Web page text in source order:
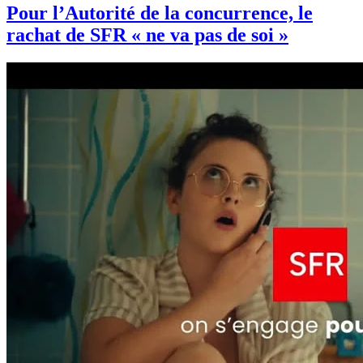
Pour l’Autorité de la concurrence, le
rachat de SFR « ne va pas de soi »